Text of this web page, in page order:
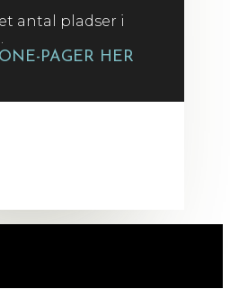
antal pladser i
PAGER HER